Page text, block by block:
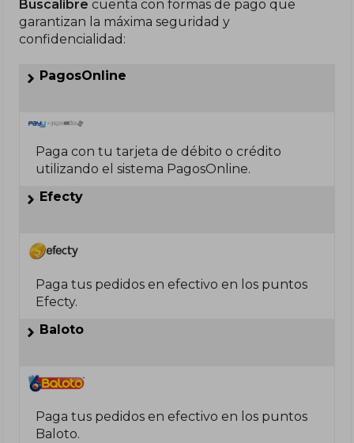
Buscalibre cuenta con formas de pago que
garantizan la máxima seguridad y
confidencialidad:
PagosOnline
Paga con tu tarjeta de débito o crédito
utilizando el sistema PagosOnline.
Efecty
Paga tus pedidos en efectivo en los puntos
Efecty.
Baloto
Paga tus pedidos en efectivo en los puntos
Baloto.